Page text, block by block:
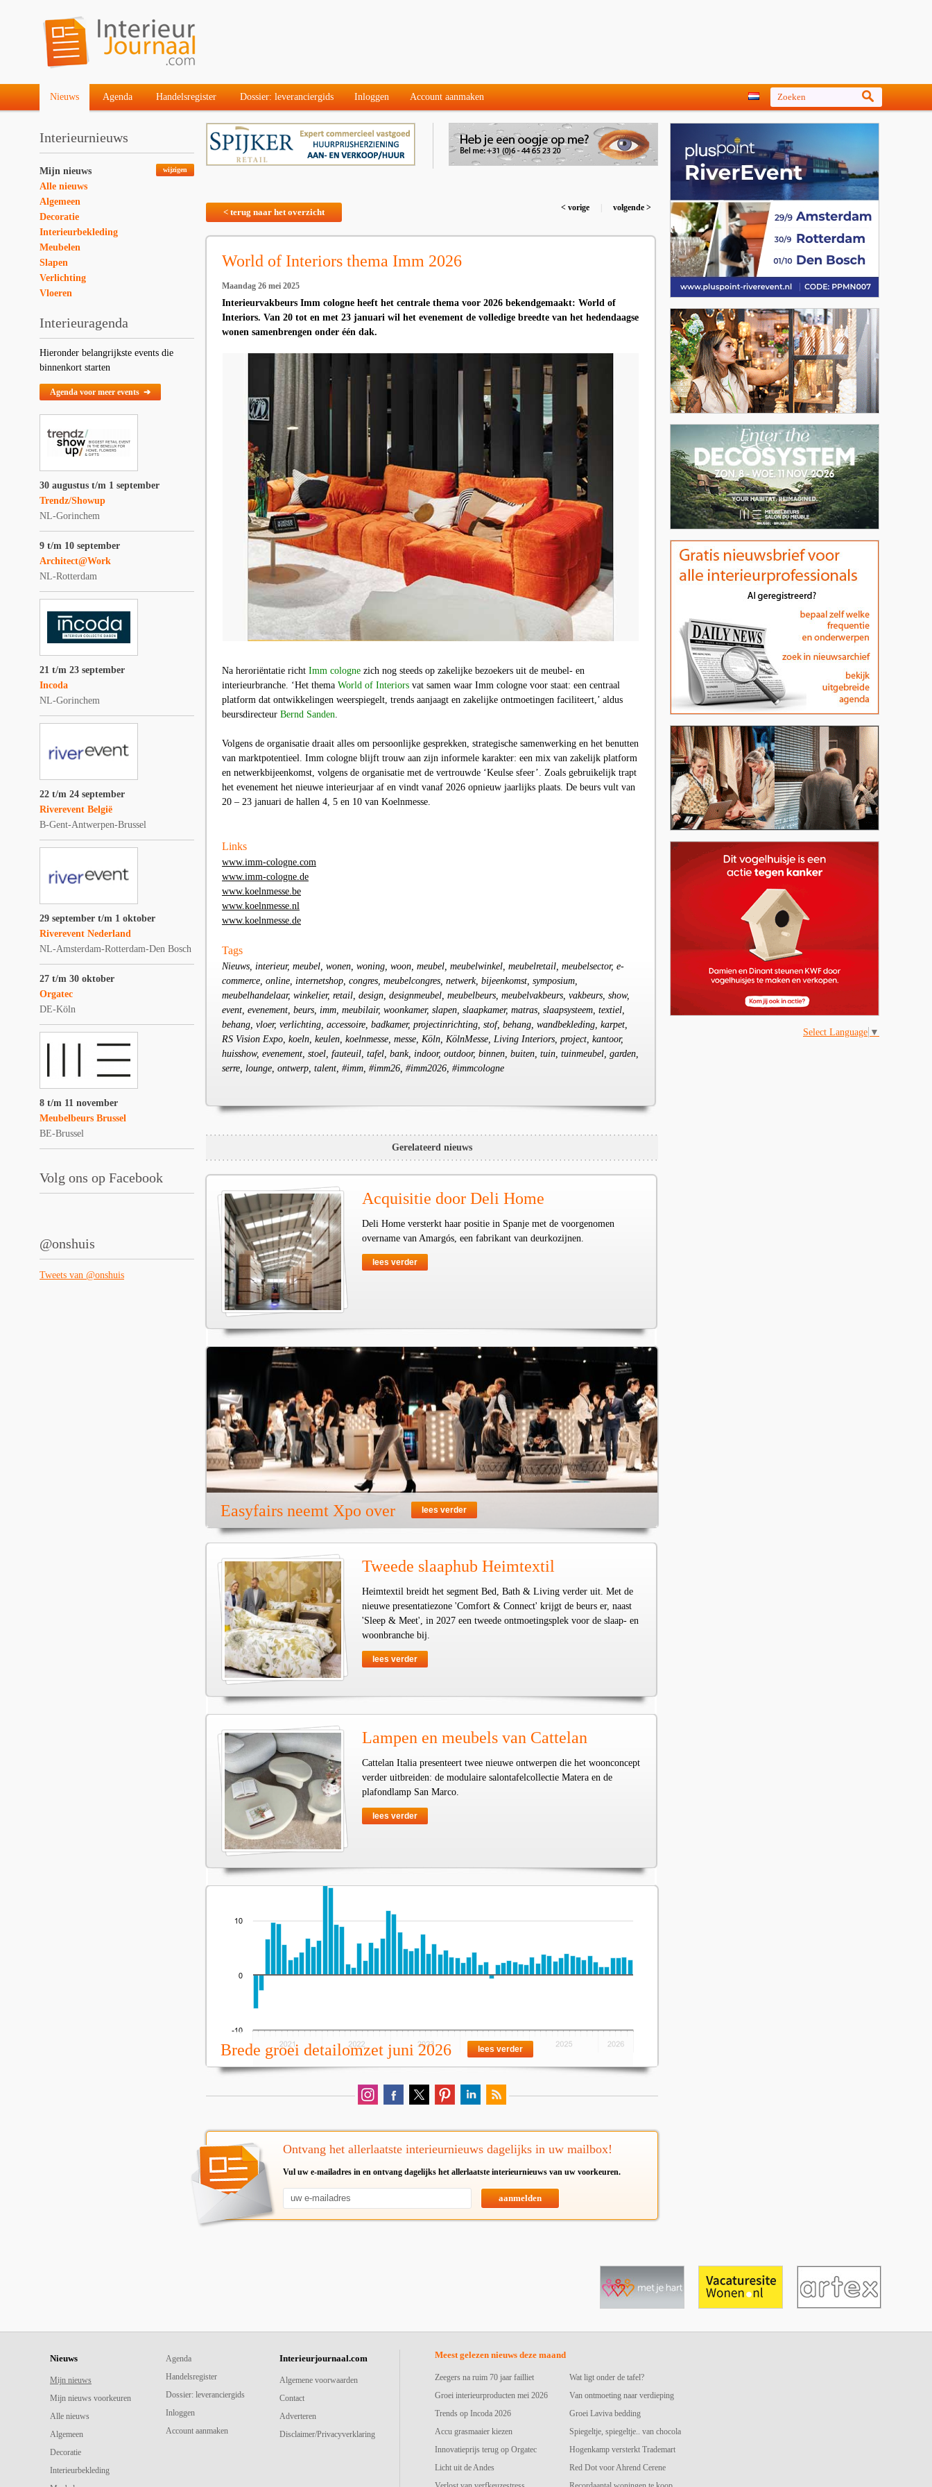
Nieuws Agenda Handelsregister Dossier: leveranciergids Inloggen Account aanmaken
Interieurnieuws
wijzigen
Mijn nieuws
Alle nieuws
Algemeen
Decoratie
Interieurbekleding
Meubelen
Slapen
Verlichting
Vloeren
Interieuragenda
Hieronder belangrijkste events die
binnenkort starten
Agenda voor meer events ➔
30 augustus t/m 1 september
Trendz/Showup
NL-Gorinchem
9 t/m 10 september
Architect@Work
NL-Rotterdam
21 t/m 23 september
Incoda
NL-Gorinchem
22 t/m 24 september
Riverevent België
B-Gent-Antwerpen-Brussel
29 september t/m 1 oktober
Riverevent Nederland
NL-Amsterdam-Rotterdam-Den Bosch
27 t/m 30 oktober
Orgatec
DE-Köln
8 t/m 11 november
Meubelbeurs Brussel
BE-Brussel
Volg ons op Facebook
@onshuis
Tweets van @onshuis
< terug naar het overzicht < vorige volgende >
World of Interiors thema Imm 2026
Maandag 26 mei 2025
Interieurvakbeurs Imm cologne heeft het centrale thema voor 2026 bekendgemaakt: World of
Interiors. Van 20 tot en met 23 januari wil het evenement de volledige breedte van het hedendaagse
wonen samenbrengen onder één dak.
Na heroriëntatie richt Imm cologne zich nog steeds op zakelijke bezoekers uit de meubel- en
interieurbranche. ‘Het thema World of Interiors vat samen waar Imm cologne voor staat: een centraal
platform dat ontwikkelingen weerspiegelt, trends aanjaagt en zakelijke ontmoetingen faciliteert,’ aldus
beursdirecteur Bernd Sanden.
Volgens de organisatie draait alles om persoonlijke gesprekken, strategische samenwerking en het benutten
van marktpotentieel. Imm cologne blijft trouw aan zijn informele karakter: een mix van zakelijk platform
en netwerkbijeenkomst, volgens de organisatie met de vertrouwde ‘Keulse sfeer’. Zoals gebruikelijk trapt
het evenement het nieuwe interieurjaar af en vindt vanaf 2026 opnieuw jaarlijks plaats. De beurs vult van
20 – 23 januari de hallen 4, 5 en 10 van Koelnmesse.
Links
www.imm-cologne.com
www.imm-cologne.de
www.koelnmesse.be
www.koelnmesse.nl
www.koelnmesse.de
Tags
Nieuws, interieur, meubel, wonen, woning, woon, meubel, meubelwinkel, meubelretail, meubelsector, e-
commerce, online, internetshop, congres, meubelcongres, netwerk, bijeenkomst, symposium,
meubelhandelaar, winkelier, retail, design, designmeubel, meubelbeurs, meubelvakbeurs, vakbeurs, show,
event, evenement, beurs, imm, meubilair, woonkamer, slapen, slaapkamer, matras, slaapsysteem, textiel,
behang, vloer, verlichting, accessoire, badkamer, projectinrichting, stof, behang, wandbekleding, karpet,
RS Vision Expo, koeln, keulen, koelnmesse, messe, Köln, KölnMesse, Living Interiors, project, kantoor,
huisshow, evenement, stoel, fauteuil, tafel, bank, indoor, outdoor, binnen, buiten, tuin, tuinmeubel, garden,
serre, lounge, ontwerp, talent, #imm, #imm26, #imm2026, #immcologne
Gerelateerd nieuws
Acquisitie door Deli Home
Deli Home versterkt haar positie in Spanje met de voorgenomen
overname van Amargós, een fabrikant van deurkozijnen.
lees verder
Easyfairs neemt Xpo over lees verder
Tweede slaaphub Heimtextil
Heimtextil breidt het segment Bed, Bath & Living verder uit. Met de
nieuwe presentatiezone 'Comfort & Connect' krijgt de beurs er, naast
'Sleep & Meet', in 2027 een tweede ontmoetingsplek voor de slaap- en
woonbranche bij.
lees verder
Lampen en meubels van Cattelan
Cattelan Italia presenteert twee nieuwe ontwerpen die het woonconcept
verder uitbreiden: de modulaire salontafelcollectie Matera en de
plafondlamp San Marco.
lees verder
Brede groei detailomzet juni 2026 lees verder
Ontvang het allerlaatste interieurnieuws dagelijks in uw mailbox!
Vul uw e-mailadres in en ontvang dagelijks het allerlaatste interieurnieuws van uw voorkeuren.
aanmelden
Select Language ▼
Nieuws
Mijn nieuws
Mijn nieuws voorkeuren
Alle nieuws
Algemeen
Decoratie
Interieurbekleding
Agenda
Handelsregister
Dossier: leveranciergids
Inloggen
Account aanmaken
Interieurjournaal.com
Algemene voorwaarden
Contact
Adverteren
Disclaimer/Privacyverklaring
Meest gelezen nieuws deze maand
Zeegers na ruim 70 jaar failliet
Groei interieurproducten mei 2026
Trends op Incoda 2026
Accu grasmaaier kiezen
Innovatieprijs terug op Orgatec
Licht uit de Andes
Wat ligt onder de tafel?
Van ontmoeting naar verdieping
Groei Laviva bedding
Spiegeltje, spiegeltje.. van chocola
Hogenkamp versterkt Trademart
Red Dot voor Ahrend Cerene